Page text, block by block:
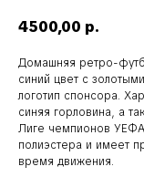
4500,00 р.
Домашняя ретро-
синий цвет с
логотип спонсора.
синяя горловина, а
Лиге чемпионов
полиэстера и имеет
время движения.